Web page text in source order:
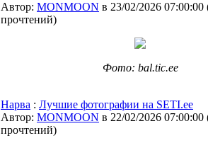
Автор: MONMOON в 23/02/2026 07:00:00
прочтений)
Фото: bal.tic.ee
Нарва : Лучшие фотографии на SETI.ee
Автор: MONMOON в 22/02/2026 07:00:00
прочтений)